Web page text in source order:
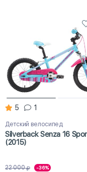
5 1
Детский велосипед
Silverback Senza 16
(2015)
22 000 -36%